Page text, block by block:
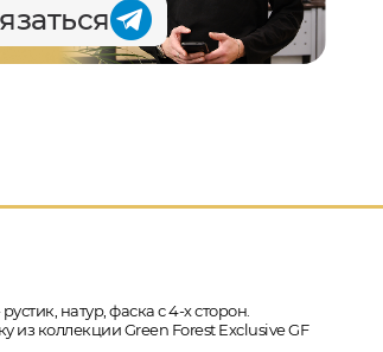
натур, фаска с 4-х сторон.
из коллекции Green Forest Exclusive GF